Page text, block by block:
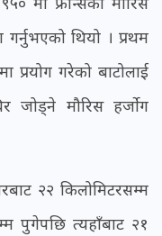
थियो । प्रथम
प्रयोग गरेको बाटोलाई
जोड्ने मौरिस हर्जोग
२२ किलोमिटरसम्म
पुगेपछि त्यहाँबाट २१